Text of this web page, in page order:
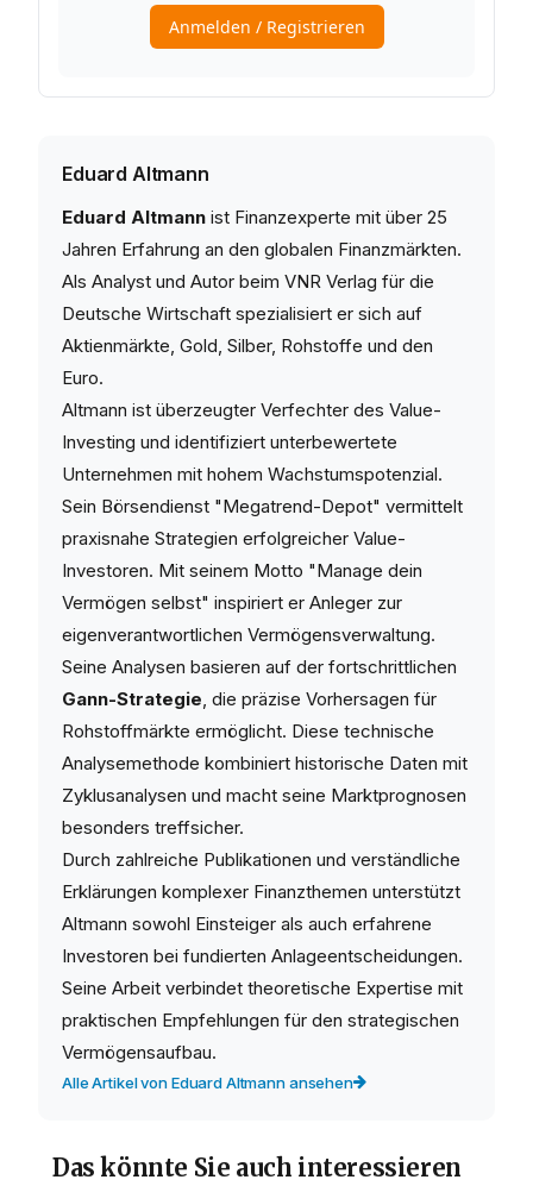
Eduard Altmann
Eduard Altmann ist Finanzexperte mit über 25
Jahren Erfahrung an den globalen Finanzmärkten.
Als Analyst und Autor beim VNR Verlag für die
Deutsche Wirtschaft spezialisiert er sich auf
Aktienmärkte, Gold, Silber, Rohstoffe und den
Euro.
Altmann ist überzeugter Verfechter des Value-
Investing und identifiziert unterbewertete
Unternehmen mit hohem Wachstumspotenzial.
Sein Börsendienst "Megatrend-Depot" vermittelt
praxisnahe Strategien erfolgreicher Value-
Investoren. Mit seinem Motto "Manage dein
Vermögen selbst" inspiriert er Anleger zur
eigenverantwortlichen Vermögensverwaltung.
Seine Analysen basieren auf der fortschrittlichen
Gann-Strategie , die präzise Vorhersagen für
Rohstoffmärkte ermöglicht. Diese technische
Analysemethode kombiniert historische Daten mit
Zyklusanalysen und macht seine Marktprognosen
besonders treffsicher.
Durch zahlreiche Publikationen und verständliche
Erklärungen komplexer Finanzthemen unterstützt
Altmann sowohl Einsteiger als auch erfahrene
Investoren bei fundierten Anlageentscheidungen.
Seine Arbeit verbindet theoretische Expertise mit
praktischen Empfehlungen für den strategischen
Vermögensaufbau.
Alle Artikel von Eduard Altmann ansehen
Das könnte Sie auch interessieren